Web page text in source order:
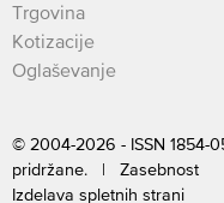
Trgovina
Kotizacije
Oglaševanje
© 2004-2026 - ISSN 1854-
pridržane. | Zasebnost
Izdelava spletnih strani